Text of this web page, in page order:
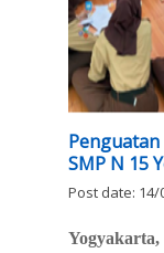
SMP N 15
Post date: 14/